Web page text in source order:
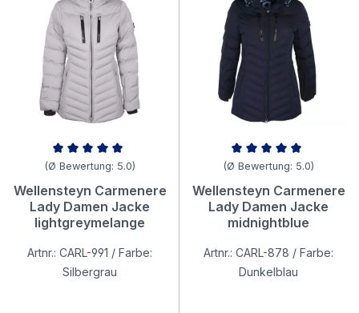
Durchschnittliche Bewertung von 5 von 5 Sternen
(Ø Bewertung: 5.0)
Wellensteyn Carmenere
Lady Damen Jacke
lightgreymelange
Artnr.: CARL-991 / Farbe:
Silbergrau
Durchschnittliche Bewertung
(Ø Bewertung: 5.0)
Wellensteyn Carmenere
Lady Damen Jacke
midnightblue
Artnr.: CARL-878 / Farbe:
Dunkelblau